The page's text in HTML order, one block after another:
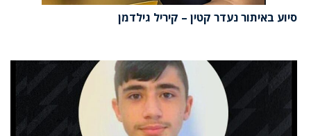
סיוע באיתור נעדר קטין – קיריל גילדמן